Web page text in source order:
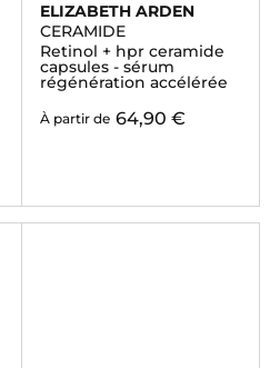
ELIZABETH ARDEN
CERAMIDE
Retinol + hpr ceramide
capsules - sérum
régénération accélérée
À partir de 64,90 €